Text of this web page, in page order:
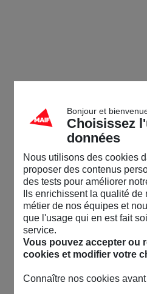
Bonjour et
Choisissez
données
Nous utilisons des cookies
proposer des contenus
des tests pour améliorer
Ils enrichissent la qualité
métier de nos équipes et
que l'usage qui en est fait
service.
Vous pouvez accepter ou
cookies et modifier votre
Connaître nos cookies